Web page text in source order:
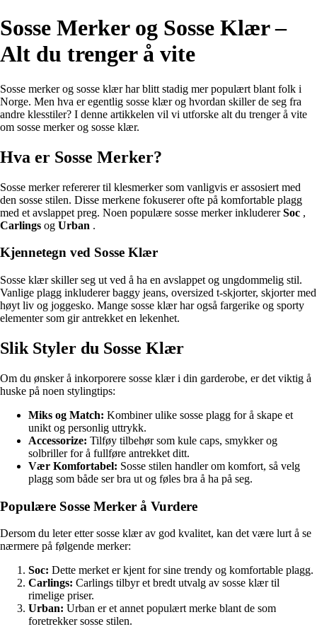
Sosse Merker og Sosse Klær –
Alt du trenger å vite
Sosse merker og sosse klær har blitt stadig mer populært blant folk i
Norge. Men hva er egentlig sosse klær og hvordan skiller de seg fra
andre klesstiler? I denne artikkelen vil vi utforske alt du trenger å vite
om sosse merker og sosse klær.
Hva er Sosse Merker?
Sosse merker refererer til klesmerker som vanligvis er assosiert med
den sosse stilen. Disse merkene fokuserer ofte på komfortable plagg
med et avslappet preg. Noen populære sosse merker inkludererSoc ,
Carlings og Urban .
Kjennetegn ved Sosse Klær
Sosse klær skiller seg ut ved å ha en avslappet og ungdommelig stil.
Vanlige plagg inkluderer baggy jeans, oversized t-skjorter, skjorter med
høyt liv og joggesko. Mange sosse klær har også fargerike og sporty
elementer som gir antrekket en lekenhet.
Slik Styler du Sosse Klær
Om du ønsker å inkorporere sosse klær i din garderobe, er det viktig å
huske på noen stylingtips:
Miks og Match: Kombiner ulike sosse plagg for å skape et
unikt og personlig uttrykk.
Accessorize: Tilføy tilbehør som kule caps, smykker og
solbriller for å fullføre antrekket ditt.
Vær Komfortabel: Sosse stilen handler om komfort, så velg
plagg som både ser bra ut og føles bra å ha på seg.
Populære Sosse Merker å Vurdere
Dersom du leter etter sosse klær av god kvalitet, kan det være lurt å se
nærmere på følgende merker:
Soc: Dette merket er kjent for sine trendy og komfortable plagg.
Carlings: Carlings tilbyr et bredt utvalg av sosse klær til
rimelige priser.
Urban: Urban er et annet populært merke blant de som
foretrekker sosse stilen.